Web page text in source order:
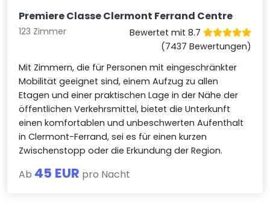
Premiere Classe Clermont Ferrand Centre
123 Zimmer
Bewertet mit 8.7
(7437 Bewertungen)
Mit Zimmern, die für Personen mit eingeschränkter
Mobilität geeignet sind, einem Aufzug zu allen
Etagen und einer praktischen Lage in der Nähe der
öffentlichen Verkehrsmittel, bietet die Unterkunft
einen komfortablen und unbeschwerten Aufenthalt
in Clermont-Ferrand, sei es für einen kurzen
Zwischenstopp oder die Erkundung der Region.
Ab 45 EUR pro Nacht